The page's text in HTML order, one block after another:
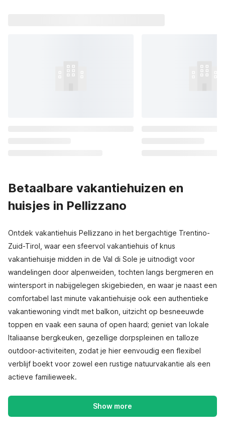
Betaalbare vakantiehuizen en
huisjes in Pellizzano
Ontdek vakantiehuis Pellizzano in het bergachtige Trentino-
Zuid-Tirol, waar een sfeervol vakantiehuis of knus
vakantiehuisje midden in de Val di Sole je uitnodigt voor
wandelingen door alpenweiden, tochten langs bergmeren en
wintersport in nabijgelegen skigebieden, en waar je naast een
comfortabel last minute vakantiehuisje ook een authentieke
vakantiewoning vindt met balkon, uitzicht op besneeuwde
toppen en vaak een sauna of open haard; geniet van lokale
Italiaanse bergkeuken, gezellige dorpspleinen en talloze
outdoor-activiteiten, zodat je hier eenvoudig een flexibel
verblijf boekt voor zowel een rustige natuurvakantie als een
actieve familieweek.
Show more